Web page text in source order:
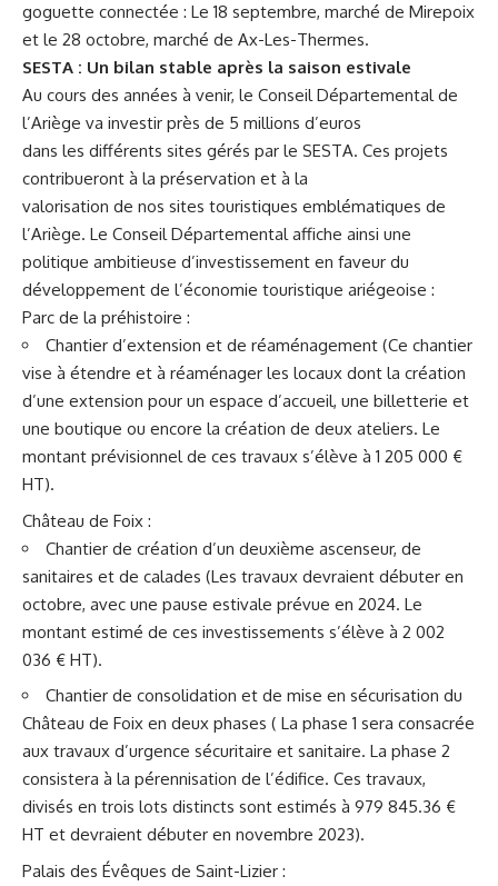
goguette connectée : Le 18 septembre, marché de Mirepoix
et le 28 octobre, marché de Ax-Les-Thermes.
SESTA : Un bilan stable après la saison estivale
Au cours des années à venir, le Conseil Départemental de
l’Ariège va investir près de 5 millions d’euros
dans les différents sites gérés par le SESTA. Ces projets
contribueront à la préservation et à la
valorisation de nos sites touristiques emblématiques de
l’Ariège. Le Conseil Départemental affiche ainsi une
politique ambitieuse d’investissement en faveur du
développement de l’économie touristique ariégeoise :
Parc de la préhistoire :
Chantier d’extension et de réaménagement (Ce chantier
vise à étendre et à réaménager les locaux dont la création
d’une extension pour un espace d’accueil, une billetterie et
une boutique ou encore la création de deux ateliers. Le
montant prévisionnel de ces travaux s’élève à 1 205 000 €
HT).
Château de Foix :
Chantier de création d’un deuxième ascenseur, de
sanitaires et de calades (Les travaux devraient débuter en
octobre, avec une pause estivale prévue en 2024. Le
montant estimé de ces investissements s’élève à 2 002
036 € HT).
Chantier de consolidation et de mise en sécurisation du
Château de Foix en deux phases ( La phase 1 sera consacrée
aux travaux d’urgence sécuritaire et sanitaire. La phase 2
consistera à la pérennisation de l’édifice. Ces travaux,
divisés en trois lots distincts sont estimés à 979 845.36 €
HT et devraient débuter en novembre 2023).
Palais des Évêques de Saint-Lizier :